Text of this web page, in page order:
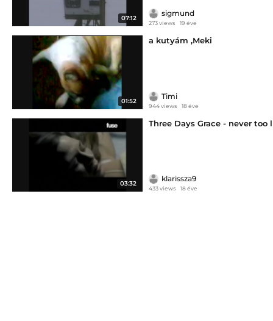
07:12
sigmund
273 views 19 éve
01:52
a kutyám ,Meki
Timi
944 views 18 éve
03:32
Three Days Grace - never too l
klarissza9
433 views 18 éve